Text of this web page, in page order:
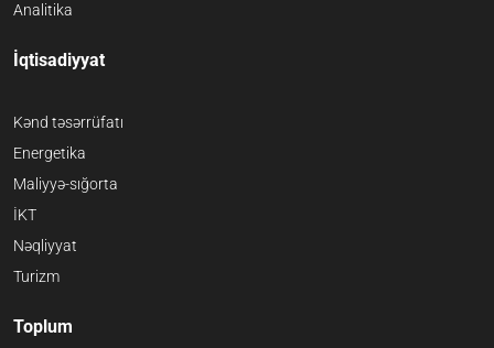
Analitika
İqtisadiyyat
Kənd təsərrüfatı
Energetika
Maliyyə-sığorta
İKT
Nəqliyyat
Turizm
Toplum